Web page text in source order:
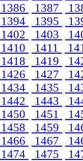
1386 1387
1394 1395
1402 1403
1410 1411
1418 1419
1426 1427
1434 1435
1442 1443
1450 1451
1458 1459
1466 1467
1474 1475